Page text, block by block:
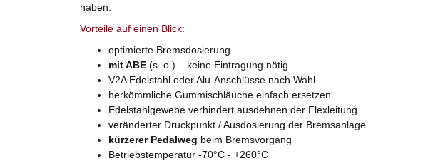
haben.
Vorteile auf einen Blick:
optimierte Bremsdosierung
mit ABE (s. o.) – keine Eintragung nötig
V2A Edelstahl oder Alu-Anschlüsse nach Wahl
herkömmliche Gummischläuche einfach ersetzen
Edelstahlgewebe verhindert ausdehnen der Flexleitung
veränderter Druckpunkt / Ausdosierung der Bremsanlage
kürzerer Pedalweg beim Bremsvorgang
Betriebstemperatur -70°C - +260°C